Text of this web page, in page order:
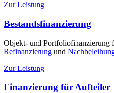
Zur Leistung
Bestandsfinanzierung
Objekt- und Portfoliofinanzierung
Refinanzierung und
Zur Leistung
Finanzierung für Aufteiler